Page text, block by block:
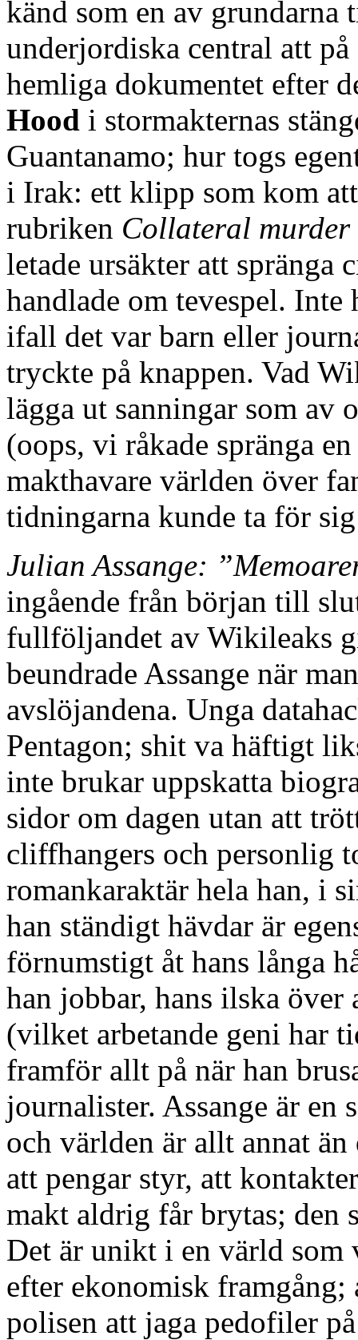
känd som en av
underjordiska central att
hemliga dokumentet efter
Hood i stormakternas
Guantanamo; hur togs
i Irak: ett klipp som kom
rubriken Collateral murder
letade ursäkter att
handlade om tevespel.
ifall det var barn eller
tryckte på knappen. Vad
lägga ut sanningar som av
(oops, vi råkade spränga
makthavare världen över
tidningarna kunde ta för
Julian Assange:
ingående från början till
fullföljandet av Wikileaks
beundrade Assange när
avslöjandena. Unga
Pentagon; shit va häftigt
inte brukar uppskatta
sidor om dagen utan att
cliffhangers och personlig
romankaraktär hela han, i
han ständigt hävdar är
förnumstigt åt hans långa
han jobbar, hans ilska
(vilket arbetande geni har
framför allt på när han
journalister. Assange är en
och världen är allt annat
att pengar styr, att
makt aldrig får brytas; den
Det är unikt i en värld
efter ekonomisk framgång;
polisen att jaga pedofiler